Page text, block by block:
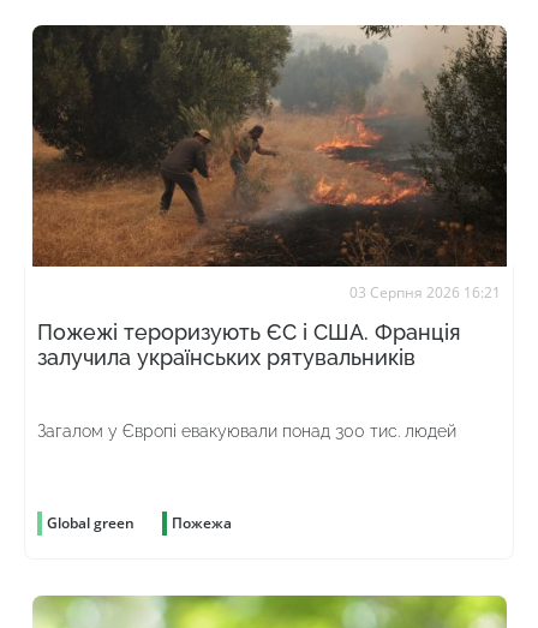
03 Серпня 2026 16:21
Пожежі тероризують ЄС і США. Франція
залучила українських рятувальників
Загалом у Європі евакуювали понад 300 тис. людей
Global green Пожежа